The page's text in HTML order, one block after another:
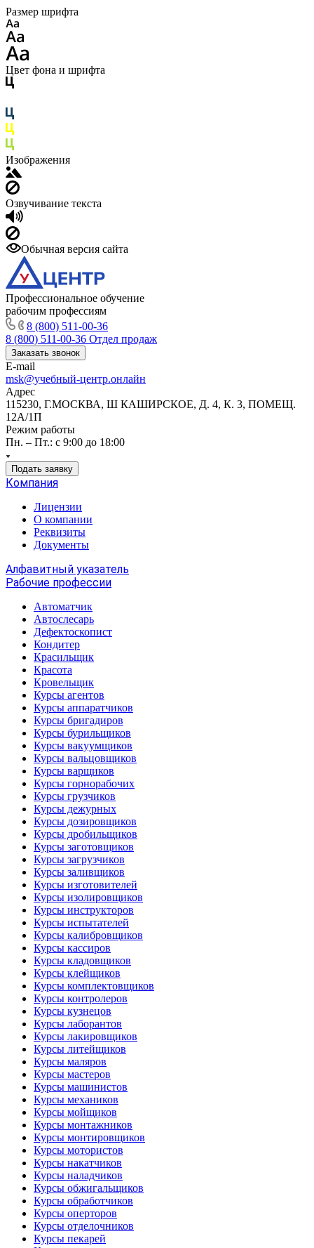
Размер шрифта
Цвет фона и шрифта
Изображения
Озвучивание текста
Обычная версия сайта
Профессиональное обучение
рабочим профессиям
8 (800) 511-00-36
8 (800) 511-00-36 Отдел продаж
Заказать звонок
E-mail
msk@учебный-центр.онлайн
Адрес
115230, Г.МОСКВА, Ш КАШИРСКОЕ, Д. 4, К. 3, ПОМЕЩ.
12А/1П
Режим работы
Пн. – Пт.: с 9:00 до 18:00
Подать заявку
Компания
Лицензии
О компании
Реквизиты
Документы
Алфавитный указатель
Рабочие профессии
Автоматчик
Автослесарь
Дефектоскопист
Кондитер
Красильщик
Красота
Кровельщик
Курсы агентов
Курсы аппаратчиков
Курсы бригадиров
Курсы бурильщиков
Курсы вакуумщиков
Курсы вальцовщиков
Курсы варщиков
Курсы горнорабочих
Курсы грузчиков
Курсы дежурных
Курсы дозировщиков
Курсы дробильщиков
Курсы заготовщиков
Курсы загрузчиков
Курсы заливщиков
Курсы изготовителей
Курсы изолировщиков
Курсы инструкторов
Курсы испытателей
Курсы калибровщиков
Курсы кассиров
Курсы кладовщиков
Курсы клейщиков
Курсы комплектовщиков
Курсы контролеров
Курсы кузнецов
Курсы лаборантов
Курсы лакировщиков
Курсы литейщиков
Курсы маляров
Курсы мастеров
Курсы машинистов
Курсы механиков
Курсы мойщиков
Курсы монтажников
Курсы монтировщиков
Курсы мотористов
Курсы накатчиков
Курсы наладчиков
Курсы обжигальщиков
Курсы обработчиков
Курсы оперторов
Курсы отделочников
Курсы пекарей